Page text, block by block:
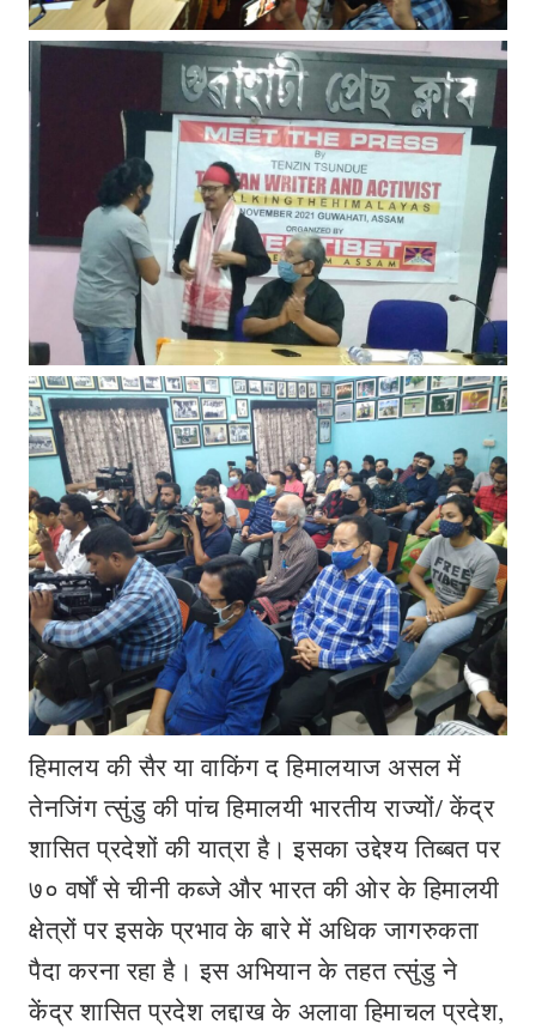
हिमालय की सैर या वाकिंग द हिमालयाज असल में
तेनजिंग त्सुंडु की पांच हिमालयी भारतीय राज्यों/ केंद्र
शासित प्रदेशों की यात्रा है। इसका उद्देश्य तिब्बत पर
७० वर्षों से चीनी कब्जे और भारत की ओर के हिमालयी
क्षेत्रों पर इसके प्रभाव के बारे में अधिक जागरुकता
पैदा करना रहा है। इस अभियान के तहत त्सुंडु ने
केंद्र शासित प्रदेश लद्दाख के अलावा हिमाचल प्रदेश,